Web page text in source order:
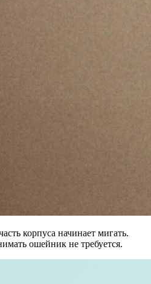
корпуса начинает мигать.
ошейник не требуется.